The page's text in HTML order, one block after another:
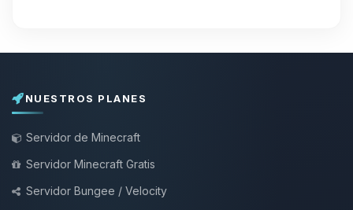
NUESTROS PLANES
Servidor de Minecraft
Servidor Minecraft Gratis
Servidor Bungee / Velocity